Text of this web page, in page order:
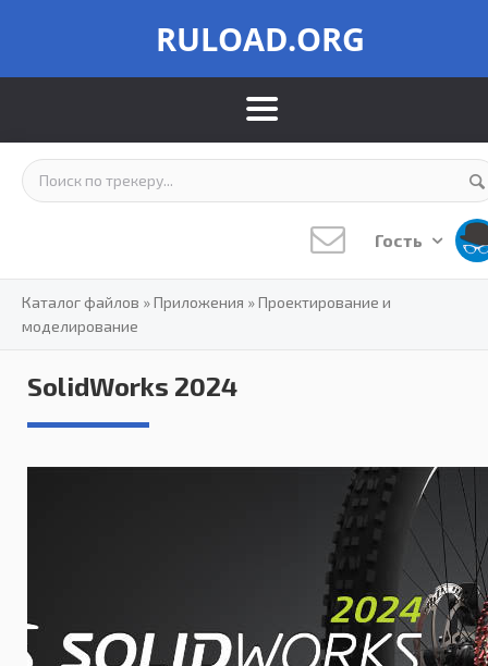
RULOAD.ORG
Гость
Каталог файлов »Приложения »Проектирование и
моделирование
SolidWorks 2024